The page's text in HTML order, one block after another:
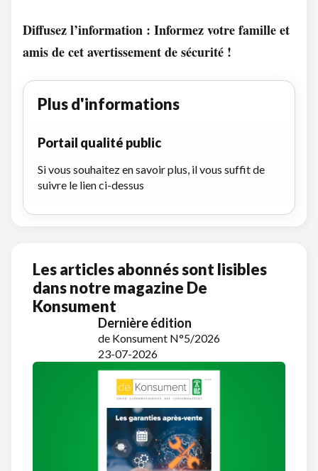
Diffusez l’information : Informez votre famille et
amis de cet avertissement de sécurité !
Plus d'informations
Portail qualité public
Si vous souhaitez en savoir plus, il vous suffit de
suivre le lien ci-dessus
Les articles abonnés sont lisibles
dans notre magazine De
Konsument
Dernière édition
de Konsument N°5/2026
23-07-2026